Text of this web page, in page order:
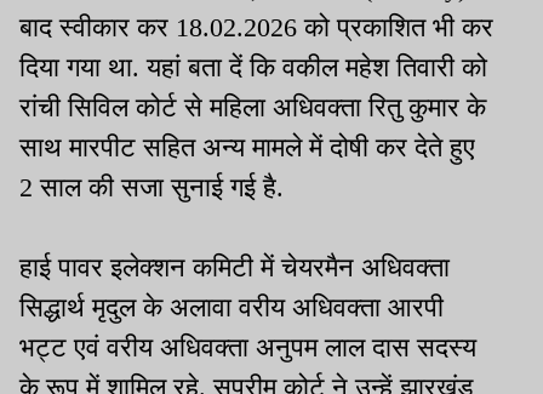
बाद स्वीकार कर 18.02.2026 को प्रकाशित भी कर
दिया गया था. यहां बता दें कि वकील महेश तिवारी को
रांची सिविल कोर्ट से महिला अधिवक्ता रितु कुमार के
साथ मारपीट सहित अन्य मामले में दोषी कर देते हुए
2 साल की सजा सुनाई गई है.
हाई पावर इलेक्शन कमिटी में चेयरमैन अधिवक्ता
सिद्धार्थ मृदुल के अलावा वरीय अधिवक्ता आरपी
भट्ट एवं वरीय अधिवक्ता अनुपम लाल दास सदस्य
के रूप में शामिल रहे. सुप्रीम कोर्ट ने उन्हें झारखंड